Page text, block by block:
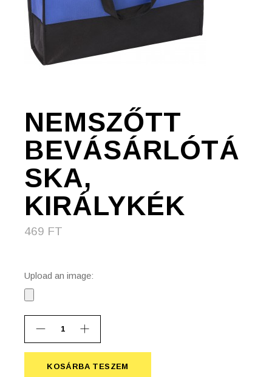
NEMSZŐTT
BEVÁSÁRLÓTÁ
SKA,
KIRÁLYKÉK
469 FT
Upload an image:
Nemszőtt bevásárlótáska, királykék quantity
KOSÁRBA TESZEM
KOSÁRBA TESZEM